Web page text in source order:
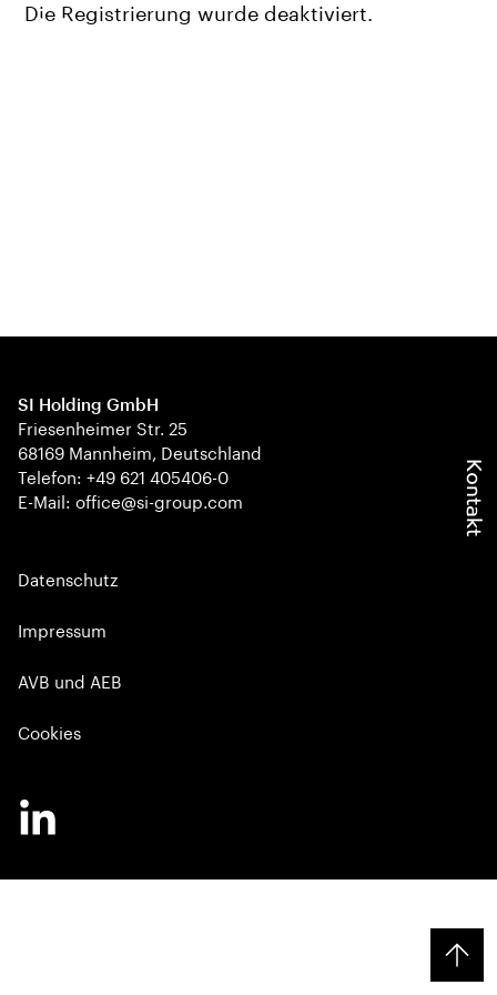
Die Registrierung wurde deaktiviert.
Kontakt
SI Holding GmbH
Friesenheimer Str. 25
68169 Mannheim, Deutschland
Telefon: +49 621 405406-0
E-Mail: office@si-group.com
Datenschutz
Impressum
AVB und AEB
Cookies